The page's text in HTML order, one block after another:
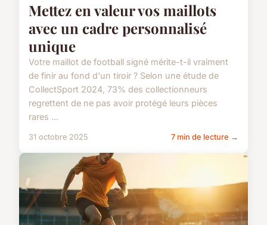
Mettez en valeur vos maillots
avec un cadre personnalisé
unique
Votre maillot de football signé mérite-t-il vraiment
de finir au fond d'un tiroir ? Selon une étude de
CollectSport 2024, 73% des collectionneurs
regrettent de ne pas avoir protégé leurs pièces
rares ...
31 octobre 2025 7 min de lecture →